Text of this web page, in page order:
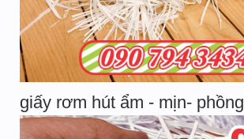
giấy rơm hút ẩm - mịn- phồng